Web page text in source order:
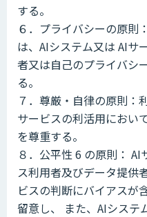
する。
６．プライバシーの原則
は、AIシステム又は AIサ
者又は自己のプライバシ
る。
７．尊厳・自律の原則：
サービスの利活用におい
を尊重する。
８．公平性 6 の原則：
ス利用者及びデータ提供
ビスの判断にバイアスが
留意し、 また、AIシステ